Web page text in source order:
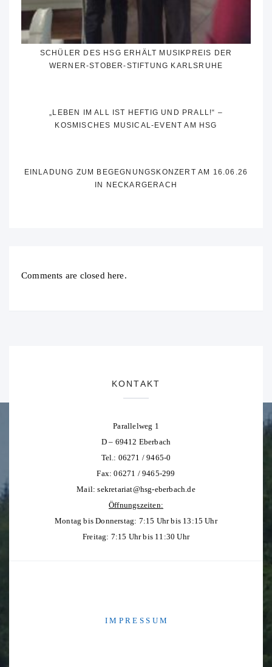
SCHÜLER DES HSG ERHÄLT MUSIKPREIS DER
WERNER-STOBER-STIFTUNG KARLSRUHE
„LEBEN IM ALL IST HEFTIG UND PRALL!“ –
KOSMISCHES MUSICAL-EVENT AM HSG
EINLADUNG ZUM BEGEGNUNGSKONZERT AM 16.06.26
IN NECKARGERACH
Comments are closed here.
KONTAKT
Parallelweg 1
D – 69412 Eberbach
Tel.: 06271 / 9465-0
Fax: 06271 / 9465-299
Mail:sekretariat@hsg-eberbach.de
Öffnungszeiten:
Montag bis Donnerstag: 7:15 Uhr bis 13:15 Uhr
Freitag: 7:15 Uhr bis 11:30 Uhr
I M P R E S S U M